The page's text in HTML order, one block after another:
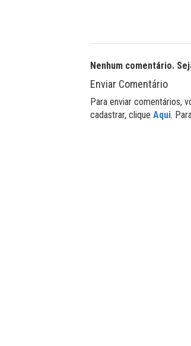
Nenhum comentário.
Enviar Comentário
Para enviar comentários,
cadastrar, clique Aqui.